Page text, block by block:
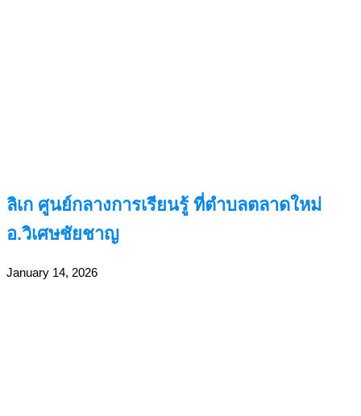
ลิเก ศูนย์กลางการเรียนรู้ ที่ตำบลตลาดใหม่
อ.วิเศษชัยชาญ
January 14, 2026